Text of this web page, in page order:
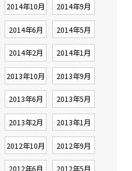
2014年10月 2014年9月
2014年6月 2014年5月
2014年2月 2014年1月
2013年10月 2013年9月
2013年6月 2013年5月
2013年2月 2013年1月
2012年10月 2012年9月
2012年6月 2012年5月